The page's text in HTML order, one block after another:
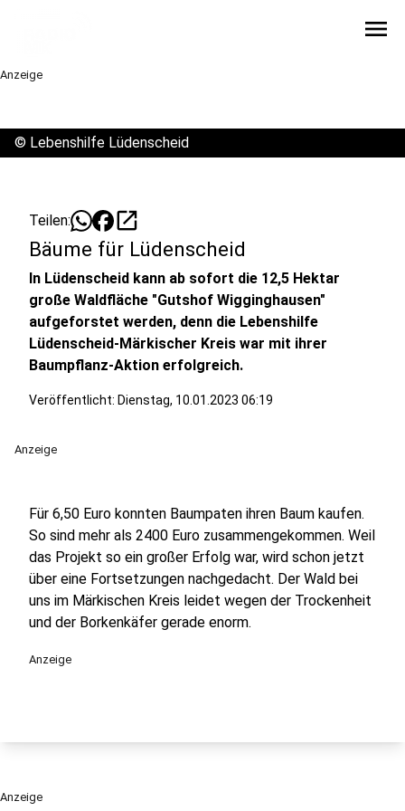
menu
Anzeige
© Lebenshilfe Lüdenscheid
Teilen: open_in_new
Bäume für Lüdenscheid
In Lüdenscheid kann ab sofort die 12,5 Hektar
große Waldfläche "Gutshof Wigginghausen"
aufgeforstet werden, denn die Lebenshilfe
Lüdenscheid-Märkischer Kreis war mit ihrer
Baumpflanz-Aktion erfolgreich.
Veröffentlicht: Dienstag, 10.01.2023 06:19
Anzeige
Für 6,50 Euro konnten Baumpaten ihren Baum kaufen.
So sind mehr als 2400 Euro zusammengekommen. Weil
das Projekt so ein großer Erfolg war, wird schon jetzt
über eine Fortsetzungen nachgedacht. Der Wald bei
uns im Märkischen Kreis leidet wegen der Trockenheit
und der Borkenkäfer gerade enorm.
Anzeige
Anzeige